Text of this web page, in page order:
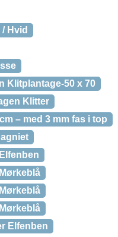
Hvid
Klitplantage-50 x 70
Klitter
– med 3 mm fas i top
Elfenben